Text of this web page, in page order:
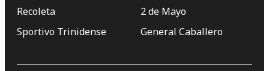
Recoleta
Sportivo Trinidense
2 de Mayo
General Caballero